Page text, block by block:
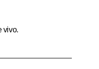
vivo.